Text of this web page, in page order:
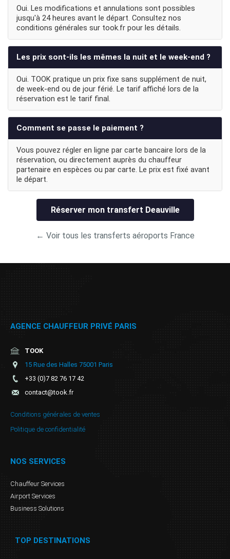
Oui. Les modifications et annulations sont possibles
jusqu'à 24 heures avant le départ. Consultez nos
conditions générales sur took.fr pour les détails.
Les prix sont-ils les mêmes la nuit et le week-end ?
Oui. TOOK pratique un prix fixe sans supplément de nuit,
de week-end ou de jour férié. Le tarif affiché lors de la
réservation est le tarif final.
Comment se passe le paiement ?
Vous pouvez régler en ligne par carte bancaire lors de la
réservation, ou directement auprès du chauffeur
partenaire en espèces ou par carte. Le prix est fixé avant
le départ.
Réserver mon transfert Deauville
← Voir tous les transferts aéroports France
AGENCE CHAUFFEUR PRIVÉ PARIS
TOOK
15 Rue des Halles 75001 Paris
+33 (0)7 82 76 17 42
contact@took.fr
Conditions générales de ventes
Politique de confidentialité
NOS SERVICES
Chauffeur Services
Airport Services
Business Solutions
TOP DESTINATIONS